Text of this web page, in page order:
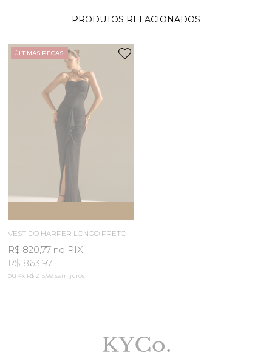
PRODUTOS RELACIONADOS
ÚLTIMAS PEÇAS!
VESTIDO HARPER LONGO PRETO
R$ 820,77 no PIX
R$ 863,97
4x R$ 215,99sem juros